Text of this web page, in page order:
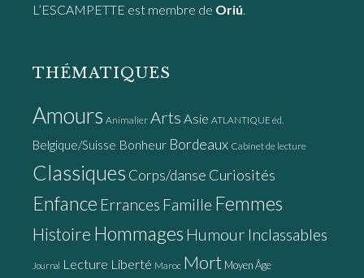
L’ESCAMPETTE est membre de Oriú
THÉMATIQUES
Amours Animalier Arts Asie ATLANTIQUE éd.
Belgique/Suisse Bonheur Bordeaux Cabinet de lecture
Classiques Corps/danse Curiosités
Enfance Errances Famille Femmes
Histoire Hommages Humour Inclassables
Journal Lecture Liberté Maroc Mort Moyen Âge